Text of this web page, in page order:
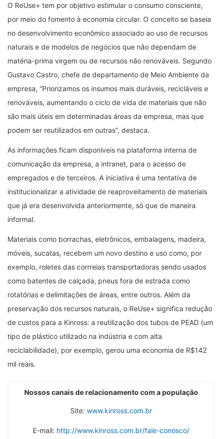
O ReUse+ tem por objetivo estimular o consumo consciente,
por meio do fomento à economia circular. O conceito se baseia
no desenvolvimento econômico associado ao uso de recursos
naturais e de modelos de negócios que não dependam de
matéria-prima virgem ou de recursos não renováveis. Segundo
Gustavo Castro, chefe de departamento de Meio Ambiente da
empresa, “Priorizamos os insumos mais duráveis, recicláveis e
renováveis, aumentando o ciclo de vida de materiais que não
são mais úteis em determinadas áreas da empresa, mas que
podem ser reutilizados em outras”, destaca.
As informações ficam disponíveis na plataforma interna de
comunicação da empresa, a intranet, para o acesso de
empregados e de terceiros. A iniciativa é uma tentativa de
institucionalizar a atividade de reaproveitamento de materiais
que já era desenvolvida anteriormente, só que de maneira
informal.
Materiais como borrachas, eletrônicos, embalagens, madeira,
móveis, sucatas, recebem um novo destino e uso como, por
exemplo, roletes das corrreias transportadoras sendo usados
como batentes de calçada, pneus fora de estrada como
rotatórias e delimitações de áreas, entre outros. Além da
preservação dos recursos naturais, o ReUse+ significa redução
de custos para a Kinross: a reutilização dos tubos de PEAD (um
tipo de plástico utilizado na indústria e com alta
reciclabilidade), por exemplo, gerou uma economia de R$142
mil reais.
Nossos canais de relacionamento com a população
Site: www.kinross.com.br
E-mail: http://www.kinross.com.br/fale-conosco/